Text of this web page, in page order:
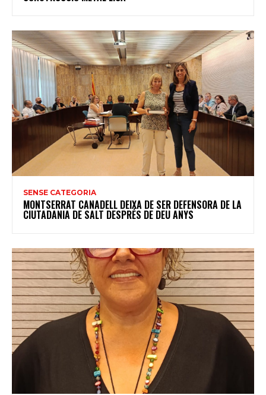
SENSE CATEGORIA
MONTSERRAT CANADELL DEIXA DE SER DEFENSORA DE LA
CIUTADANIA DE SALT DESPRÉS DE DEU ANYS